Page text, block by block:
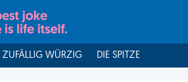
ZUFÄLLIG WÜRZIG DIE SPITZE